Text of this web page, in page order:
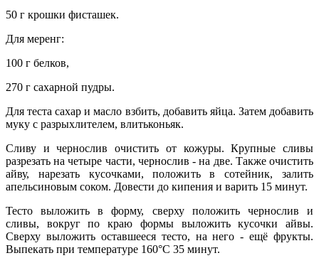
50 г крошки фисташек.
Для меренг:
100 г белков,
270 г сахарной пудры.
Для теста сахар и масло взбить, добавить яйца. Затем добавить
муку с разрыхлителем, влитьконьяк.
Сливу и чернослив очистить от кожуры. Крупные сливы
разрезать на четыре части, чернослив - на две. Также очистить
айву, нарезать кусочками, положить в сотейник, залить
апельсиновым соком. Довести до кипения и варить 15 минут.
Тесто выложить в форму, сверху положить чернослив и
сливы, вокруг по краю формы выложить кусочки айвы.
Сверху выложить оставшееся тесто, на него - ещё фрукты.
Выпекать при температуре 160°С 35 минут.